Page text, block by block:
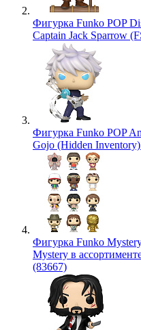
Фигурка Funko POP
Captain Jack Sparrow
Фигурка Funko POP
Gojo (Hidden
Фигурка Funko
Mystery в
(83667)